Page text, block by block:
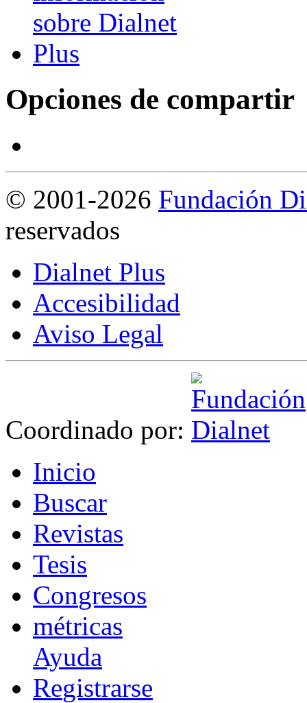
Opciones de compartir
© 2001-2026 Fundación
reservados
Dialnet Plus
Accesibilidad
Aviso Legal
Coordinado por:
Inicio
Buscar
Revistas
Tesis
Congresos
métricas
Ayuda
Registrarse